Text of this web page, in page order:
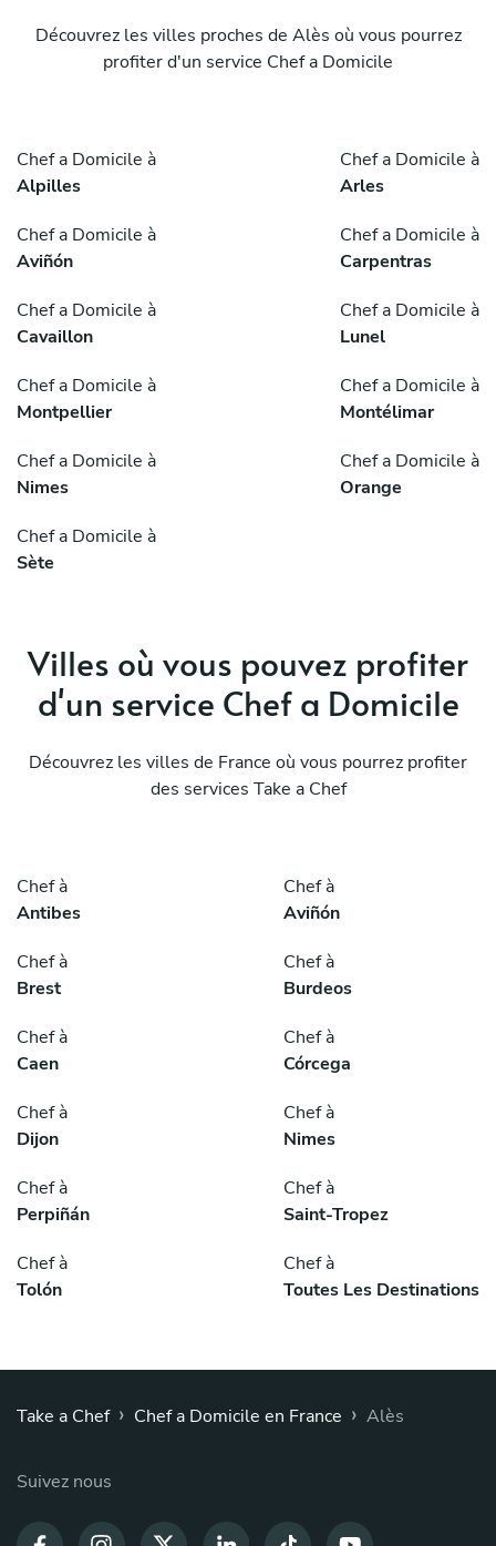
Découvrez les villes proches de Alès où vous pourrez
profiter d'un service Chef a Domicile
Chef a Domicile à
Alpilles
Chef a Domicile à
Arles
Chef a Domicile à
Aviñón
Chef a Domicile à
Carpentras
Chef a Domicile à
Cavaillon
Chef a Domicile à
Lunel
Chef a Domicile à
Montpellier
Chef a Domicile à
Montélimar
Chef a Domicile à
Nimes
Chef a Domicile à
Orange
Chef a Domicile à
Sète
Villes où vous pouvez profiter
d'un service Chef a Domicile
Découvrez les villes de France où vous pourrez profiter
des services Take a Chef
Chef à
Antibes
Chef à
Aviñón
Chef à
Brest
Chef à
Burdeos
Chef à
Caen
Chef à
Córcega
Chef à
Dijon
Chef à
Nimes
Chef à
Perpiñán
Chef à
Saint-Tropez
Chef à
Tolón
Chef à
Toutes Les Destinations
Take a Chef › Chef a Domicile en France › Alès
Suivez nous